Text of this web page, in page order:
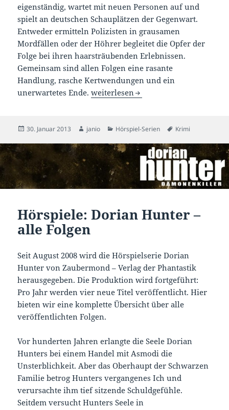
eigenständig, wartet mit neuen Personen auf und
spielt an deutschen Schauplätzen der Gegenwart.
Entweder ermitteln Polizisten in grausamen
Mordfällen oder der Höhrer begleitet die Opfer der
Folge bei ihren haarsträubenden Erlebnissen.
Gemeinsam sind allen Folgen eine rasante
Handlung, rasche Kertwendungen und ein
unerwartetes Ende.Hörspiele: Mord in Serie – alle Folgen
weiterlesen
Veröffentlicht
30. Januar 2013 Autor
janio Kategorien
Hörspiel-Serien Schlagwörter
Krimi
Hörspiele: Dorian Hunter –
alle Folgen
Seit August 2008 wird die Hörspielserie Dorian
Hunter von Zaubermond – Verlag der Phantastik
herausgegeben. Die Produktion wird fortgeführt:
Pro Jahr werden vier neue Titel veröffentlicht. Hier
bieten wir eine komplette Übersicht über alle
veröffentlichten Folgen.
Vor hunderten Jahren erlangte die Seele Dorian
Hunters bei einem Handel mit Asmodi die
Unsterblichkeit. Aber das Oberhaupt der Schwarzen
Familie betrog Hunters vergangenes Ich und
verursachte ihm tief sitzende Schuldgefühle.
Seitdem versucht Hunters Seele in